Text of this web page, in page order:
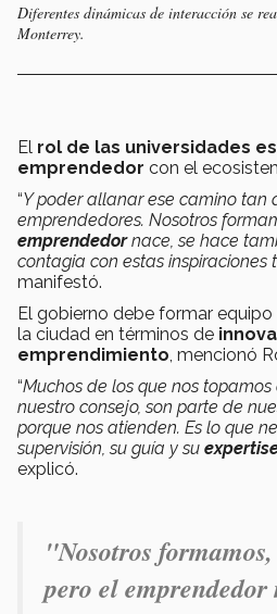
Diferentes dinámicas de interacción se
Monterrey.
El rol de las universidades
emprendedor con el
“Y poder allanar ese camino tan
emprendedores. Nosotros
emprendedornace, se hace
contagia con estas inspiraciones
manifestó.
El gobierno debe formar
la ciudad en términos de
emprendimiento , mencionó
“Muchos de los que nos
nuestro consejo, son parte de
porque nos atienden. Es lo que
supervisión, su guía y su
explicó.
"Nosotros
pero el emprendedor